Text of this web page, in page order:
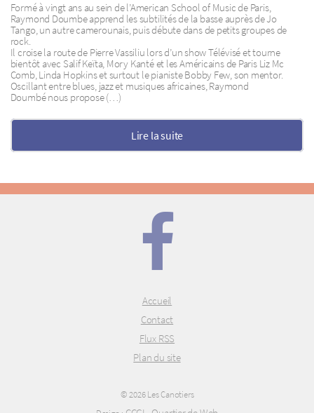
Formé à vingt ans au sein de l’American School of Music de Paris,
Raymond Doumbe apprend les subtilités de la basse auprès de Jo
Tango, un autre camerounais, puis débute dans de petits groupes de
rock.
Il croise la route de Pierre Vassiliu lors d’un show Télévisé et tourne
bientôt avec Salif Keïta, Mory Kanté et les Américains de Paris Liz Mc
Comb, Linda Hopkins et surtout le pianiste Bobby Few, son mentor.
Oscillant entre blues, jazz et musiques africaines, Raymond
Doumbé nous propose (…)
Lire la suite
Accueil
Contact
Flux RSS
Plan du site
© 2026 Les Canotiers